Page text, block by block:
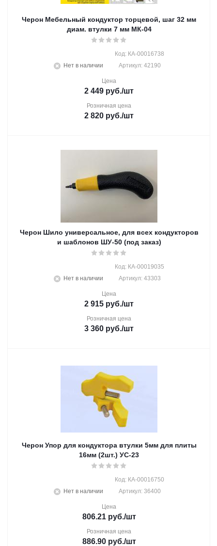
Черон Мебельный кондуктор торцевой, шаг 32 мм
диам. втулки 7 мм МК-04
Нет в наличии
Код: КА-00016738
Артикул: 42190
Цена
2 449 руб./шт
Розничная цена
2 820 руб./шт
Черон Шило универсальное, для всех кондукторов
и шаблонов ШУ-50 (под заказ)
Нет в наличии
Код: КА-00019035
Артикул: 43303
Цена
2 915 руб./шт
Розничная цена
3 360 руб./шт
Черон Упор для кондуктора втулки 5мм для плиты
16мм (2шт.) УС-23
Нет в наличии
Код: КА-00016750
Артикул: 36400
Цена
806.21руб./шт
Розничная цена
886.90руб./шт